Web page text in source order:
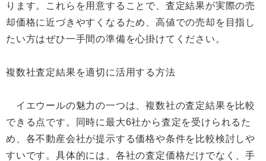
ります。これらを用意することで、査定結果が実際の売
却価格に近づきやすくなるため、高値での売却を目指し
たい方はぜひ一手間の準備を心掛けてください。
複数社査定結果を適切に活用する方法
イエウールの魅力の一つは、複数社の査定結果を比較
できる点です。同時に最大6社から査定を受けられるた
め、各不動産会社が提示する価格や条件を比較検討しや
すいです。具体的には、各社の査定価格だけでなく、手